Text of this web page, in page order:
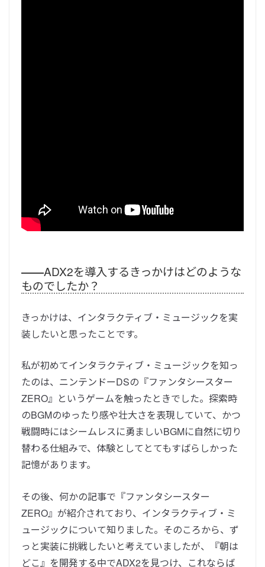
――ADX2を導入するきっかけはどのような
ものでしたか？
きっかけは、インタラクティブ・ミュージックを実
装したいと思ったことです。
私が初めてインタラクティブ・ミュージックを知っ
たのは、ニンテンドーDSの『ファンタシースター
ZERO』というゲームを触ったときでした。 探索時
のBGMのゆったり感や壮大さを表現していて、 かつ
戦闘時にはシームレスに勇ましいBGMに自然に切り
替わる仕組みで、体験としてとてもすばらしかった
記憶があります。
その後、何かの記事で『ファンタシースター
ZERO』が紹介されており、インタラクティブ・ミ
ュージックについて知りました。 そのころから、ず
っと実装に挑戦したいと考えていましたが、
『朝は
どこ』を開発する中でADX2を見つけ、これならば